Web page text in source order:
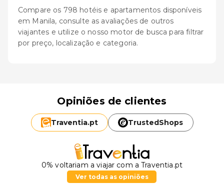
Compare os 798 hotéis e apartamentos disponíveis
em Manila, consulte as avaliações de outros
viajantes e utilize o nosso motor de busca para filtrar
por preço, localização e categoria.
Opiniões de clientes
Traventia.pt TrustedShops
0% voltariam a viajar com a Traventia.pt
Ver todas as opiniões